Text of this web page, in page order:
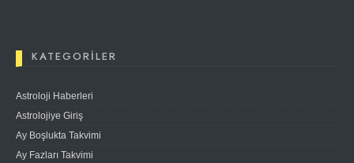
KATEGORILER
Astroloji Haberleri
Astrolojiye Giriş
Ay Boşlukta Takvimi
Ay Fazları Takvimi